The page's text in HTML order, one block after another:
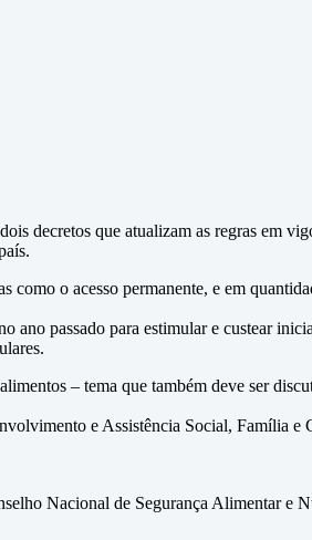
decretos que atualizam as regras em
o acesso permanente, e em
ano passado para estimular e custear
– tema que também deve ser
e Assistência Social, Família e
Nacional de Segurança Alimentar e